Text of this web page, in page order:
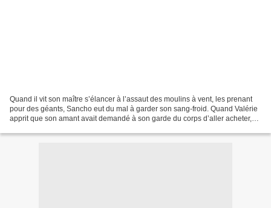
Quand il vit son maître s’élancer à l’assaut des moulins à vent, les prenant
pour des géants, Sancho eut du mal à garder son sang-froid. Quand Valérie
apprit que son amant avait demandé à son garde du corps d’aller acheter,